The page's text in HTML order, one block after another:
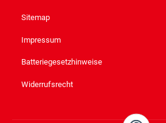
Sitemap
Impressum
Batteriegesetzhinweise
Widerrufsrecht